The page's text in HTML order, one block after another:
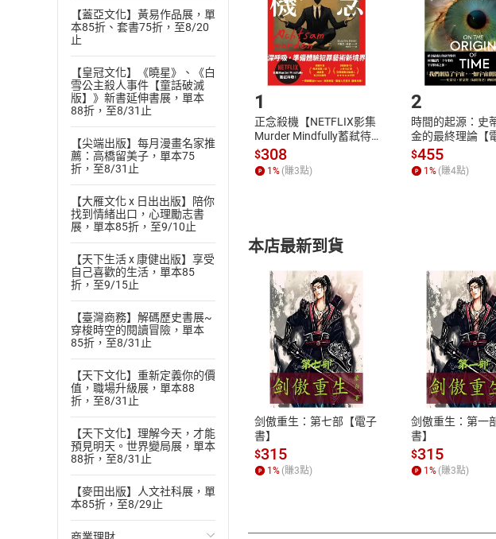
【蓋亞文化】黃易作品展，單
本85折、套書75折，至8/20
止
【皇冠文化】《曉星》、《白
雪公主殺人事件【童話破滅
版】》新書延伸書展，單本
88折，至8/31止
【尖端出版】每月漫畫名家推
薦：高橋留美子，單本75
折，至8/31止
【大雁文化 x 日出出版】陪你
找到情緒出口，心理勵志書
展，單本85折，至9/10止
【天下生活 x 康健出版】享受
自己喜歡的生活，單本85
折，至9/15止
【臺灣商務】解碼歷史書展~
穿梭時空的閱讀冒險，單本
85折，至8/31止
【天下文化】重新定義你的價
值，職場升級展，單本88
折，至8/31止
【天下文化】理解今天，才能
預見明天。世界變局展，單本
88折，至8/31止
【麥田出版】人文社科展，單
本85折，至8/29止
請注意，樂天市場須以整筆訂單為單
購書後，如何開始使用？
Step1.選擇閱讀載具
付款方式
ATM轉帳、信用卡、LINE PAY、AFTEE
1
正念殺機【NETFLIX影集
Murder Mindfully蓄弒待
發】【電子書】
$308
1 % (賺3點)
2
時間的起源：史
金的最終理論【
$455
1 % (賺4點)
本店最新到貨
剑傲重生：第七部【電子
書】
$315
1 % (賺3點)
剑傲重生：第一
書】
$315
1 % (賺3點)